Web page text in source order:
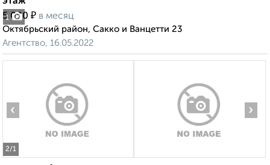
1
5 000 ₽ в месяц
Октябрьский район, Сакко и Ванцетти 23
Агентство, 16.05.2022
2/1
‹ ›